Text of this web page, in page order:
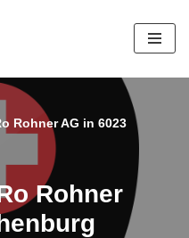
Rohner AG in 6023
Rohner